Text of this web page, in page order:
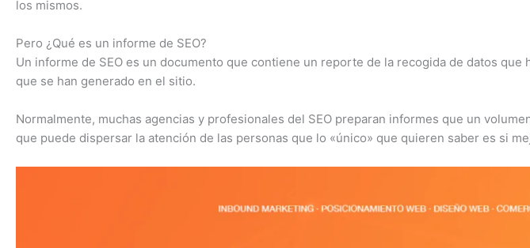
los mismos.
Pero ¿Qué es un informe de SEO?
Un informe de SEO es un documento que contiene un reporte de la recogida de datos
que se han generado en el sitio.
Normalmente, muchas agencias y profesionales del SEO preparan informes que un
que puede dispersar la atención de las personas que lo «único» que quieren saber es si